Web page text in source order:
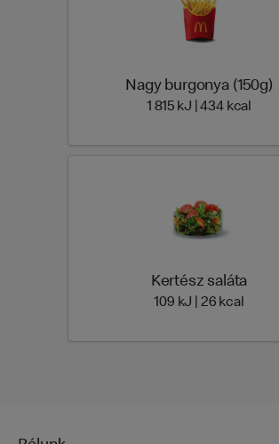
Nagy burgonya (150g)
1 815 kJ | 434 kcal
Kertész saláta
109 kJ | 26 kcal